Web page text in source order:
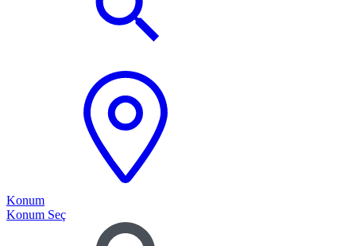
Konum
Konum Seç